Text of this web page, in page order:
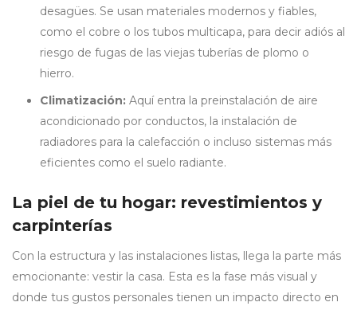
desagües. Se usan materiales modernos y fiables,
como el cobre o los tubos multicapa, para decir adiós al
riesgo de fugas de las viejas tuberías de plomo o
hierro.
Climatización: Aquí entra la preinstalación de aire
acondicionado por conductos, la instalación de
radiadores para la calefacción o incluso sistemas más
eficientes como el suelo radiante.
La piel de tu hogar: revestimientos y
carpinterías
Con la estructura y las instalaciones listas, llega la parte más
emocionante: vestir la casa. Esta es la fase más visual y
donde tus gustos personales tienen un impacto directo en